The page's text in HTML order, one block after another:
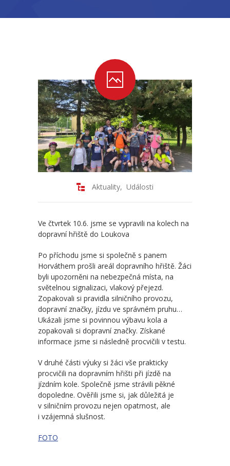
-- Fotogalerie ZŠ
Mateřská škola
-- Aktuality MŠ
-- Uspořádání dne MŠ
-- Učitelé MŠ
-- Organizace školního roku MŠ
-- Nadstandardní činnosti
-- Školní řád MŠ
-- Školní vzdělávací program MŠ
-- Fotogalerie MŠ
Školní družina
-- Aktuality a akce ŠD
-- Organizace školního roku ŠD
-- Vnitřní řád ŠD
-- Školní vzdělávací program ŠD
-- Fotogalerie ŠD
Jídelna
Aktuality, Události
Ve čtvrtek 10.6. jsme se vypravili na kolech na
dopravní hřiště do Loukova
Po příchodu jsme si společně s panem
Horváthem prošli areál dopravního hřiště. Žáci
byli upozorněni na nebezpečná místa, na
světelnou signalizaci, vlakový přejezd.
Zopakovali si pravidla silničního provozu,
dopravní značky, jízdu ve správném pruhu…
Ukázali jsme si povinnou výbavu kola a
zopakovali si dopravní značky. Získané
informace jsme si následně procvičili v testu.
V druhé části výuky si žáci vše prakticky
procvičili na dopravním hřišti při jízdě na
jízdním kole. Společně jsme strávili pěkné
dopoledne. Ověřili jsme si, jak důležitá je
v silničním provozu nejen opatrnost, ale
i vzájemná slušnost.
FOTO